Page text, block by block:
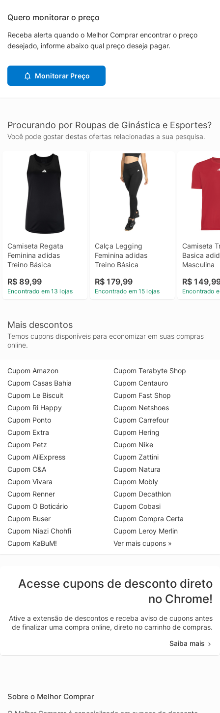
Quero monitorar o preço
Receba alerta quando o Melhor Comprar encontrar o preço
desejado, informe abaixo qual preço deseja pagar.
Monitorar Preço
Procurando por Roupas de Ginástica e Esportes?
Você pode gostar destas ofertas relacionadas a sua pesquisa.
Camiseta Regata
Feminina adidas
Treino Básica
R$ 89,99
Encontrado em 13 lojas
Calça Legging
Feminina adidas
Treino Básica
R$ 179,99
Encontrado em 15 lojas
Camiseta
Basica
Masculina
R$
Encontrado
Mais descontos
Temos cupons disponíveis para economizar em suas compras
online.
Cupom Amazon
Cupom Casas Bahia
Cupom Le Biscuit
Cupom Ri Happy
Cupom Ponto
Cupom Extra
Cupom Petz
Cupom AliExpress
Cupom C&A
Cupom Vivara
Cupom Renner
Cupom O Boticário
Cupom Buser
Cupom Niazi Chohfi
Cupom KaBuM!
Cupom Terabyte Shop
Cupom Centauro
Cupom Fast Shop
Cupom Netshoes
Cupom Carrefour
Cupom Hering
Cupom Nike
Cupom Zattini
Cupom Natura
Cupom Mobly
Cupom Decathlon
Cupom Cobasi
Cupom Compra Certa
Cupom Leroy Merlin
Ver mais cupons »
Acesse cupons de desconto direto
no Chrome!
Ative a extensão de descontos e receba aviso de cupons antes
de finalizar uma compra online, direto no carrinho de compras.
Saiba mais
Sobre o Melhor Comprar